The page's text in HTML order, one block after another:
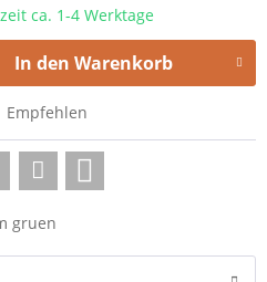
ca. 1-4 Werktage
In den Warenkorb
Empfehlen
gruen